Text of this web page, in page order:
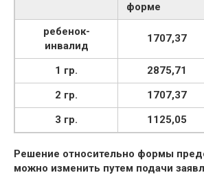
форме
ребенок-
инвалид
1707,37
1 гр. 2875,71
2 гр.
1707,37
3 гр.
1125,05
Решение относительно формы
можно изменить путем подачи